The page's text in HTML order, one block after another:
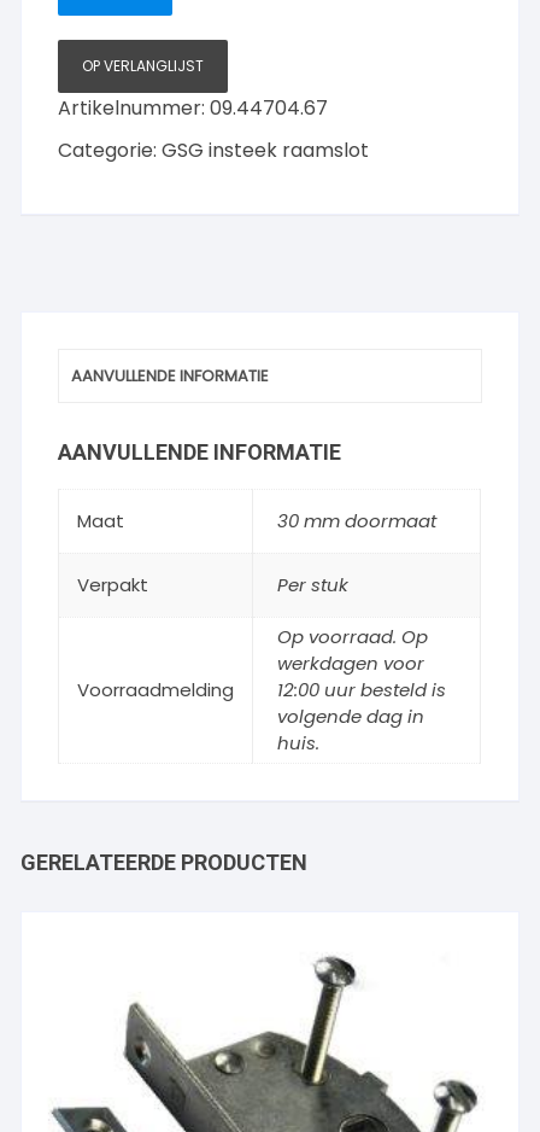
OP VERLANGLIJST
Artikelnummer:09.44704.67
Categorie:GSG insteek raamslot
AANVULLENDE INFORMATIE
AANVULLENDE INFORMATIE
Maat 30 mm doormaat
Verpakt Per stuk
Voorraadmelding
Op voorraad. Op
werkdagen voor
12:00 uur besteld is
volgende dag in
huis.
GERELATEERDE PRODUCTEN